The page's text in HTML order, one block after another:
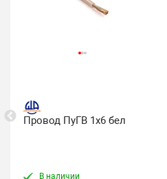
Провод ПуГВ 1х6 бел
В наличии